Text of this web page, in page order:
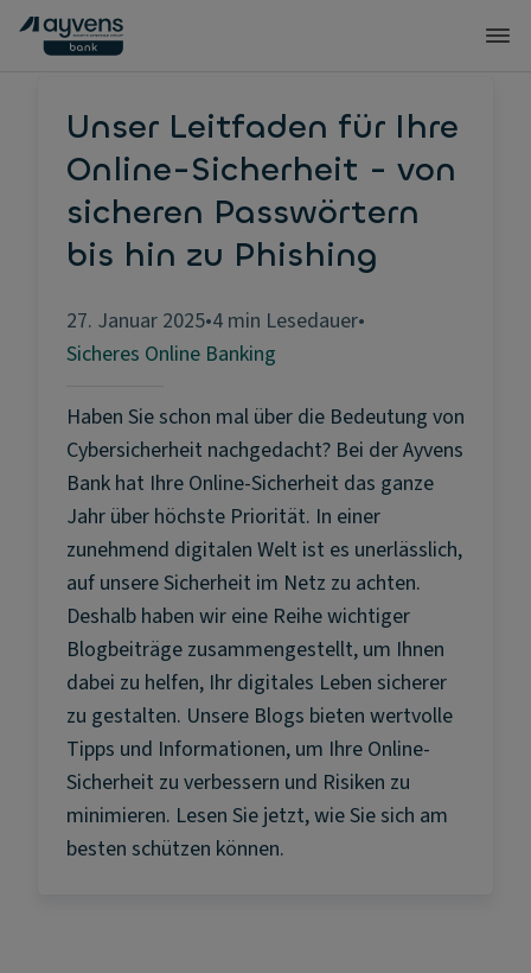
Unser Leitfaden für Ihre
Online-Sicherheit - von
sicheren Passwörtern
bis hin zu Phishing
27. Januar 2025•4 min Lesedauer•
Sicheres Online Banking
Haben Sie schon mal über die Bedeutung von
Cybersicherheit nachgedacht? Bei der Ayvens
Bank hat Ihre Online-Sicherheit das ganze
Jahr über höchste Priorität. In einer
zunehmend digitalen Welt ist es unerlässlich,
auf unsere Sicherheit im Netz zu achten.
Deshalb haben wir eine Reihe wichtiger
Blogbeiträge zusammengestellt, um Ihnen
dabei zu helfen, Ihr digitales Leben sicherer
zu gestalten. Unsere Blogs bieten wertvolle
Tipps und Informationen, um Ihre Online-
Sicherheit zu verbessern und Risiken zu
minimieren. Lesen Sie jetzt, wie Sie sich am
besten schützen können.